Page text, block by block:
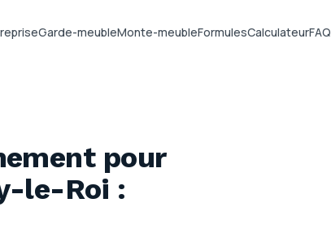
Garde-meubleMonte-meubleFormulesCalculateurFAQ
pour
le-Roi :